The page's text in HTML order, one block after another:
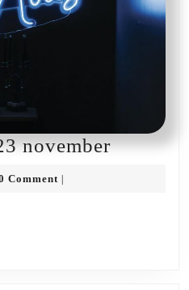
novemberEntre
Comment